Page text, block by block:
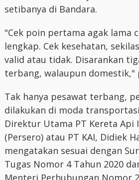
setibanya di Bandara.
"Cek poin pertama agak lama
lengkap. Cek kesehatan,
valid atau tidak. Disarankan
terbang, walaupun domestik,"
Tak hanya pesawat terbang,
dilakukan di moda
Direktur Utama PT Kereta Api
(Persero) atau PT KAI, Didiek
mengatakan sesuai dengan
Tugas Nomor 4 Tahun 2020
Menteri Perhubungan Nomor